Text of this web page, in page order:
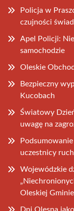
Policja w
czujności
Apel Policji:
samochodzie
Oleskie
Bezpieczny
Kucobach
Światowy
uwagę na
uczestnicy
Wojewódzkie
Oleskiej Gminie
Dni Olesna